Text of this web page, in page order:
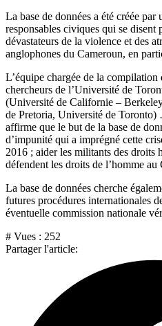
La base de données a été créée
responsables civiques qui se disent
dévastateurs de la violence et des
anglophones du Cameroun, en
L’équipe chargée de la compilation
chercheurs de l’Université de
(Université de Californie –
de Pretoria, Université de
affirme que le but de la base de
d’impunité qui a imprégné cette
2016 ; aider les militants des droits
défendent les droits de l’homme au
La base de données cherche
futures procédures internationales
éventuelle commission nationale
# Vues : 252
Partager l'article: